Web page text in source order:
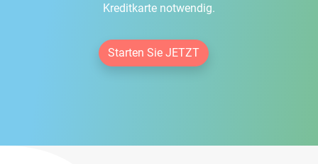
Kreditkarte notwendig.
Starten Sie JETZT